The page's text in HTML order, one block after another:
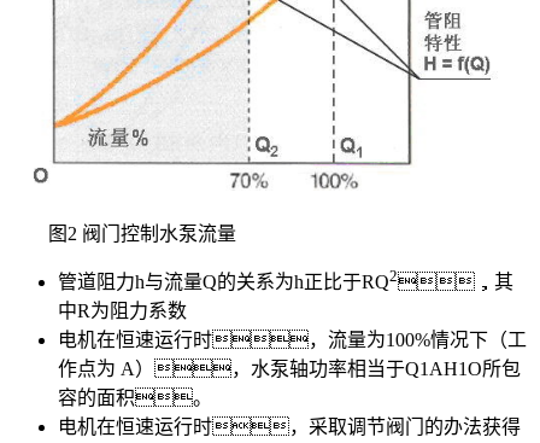
图2 阀门控制水泵流量
管道阻力h与流量Q的关系为h正比于RQ2，其
中R为阻力系数
电机在恒速运行时，流量为100%情况下（工
作点为 A），水泵轴功率相当于Q1AH1O所包
容的面积。
电机在恒速运行时，采取调节阀门的办法获得